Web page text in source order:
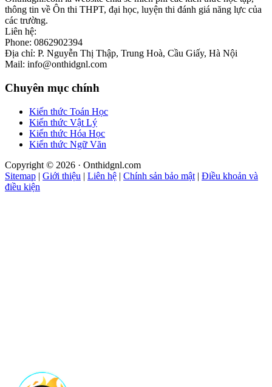
thông tin về Ôn thi THPT, đại học, luyện thi đánh giá năng lực của
các trường.
Liên hệ:
Phone: 0862902394
Địa chỉ: P. Nguyễn Thị Thập, Trung Hoà, Cầu Giấy, Hà Nội
Mail: info@onthidgnl.com
Chuyên mục chính
Kiến thức Toán Học
Kiến thức Vật Lý
Kiến thức Hóa Học
Kiến thức Ngữ Văn
Copyright © 2026 · Onthidgnl.com
Sitemap | Giới thiệu | Liên hệ | Chính sản bảo mật | Điều khoản và
điều kiện